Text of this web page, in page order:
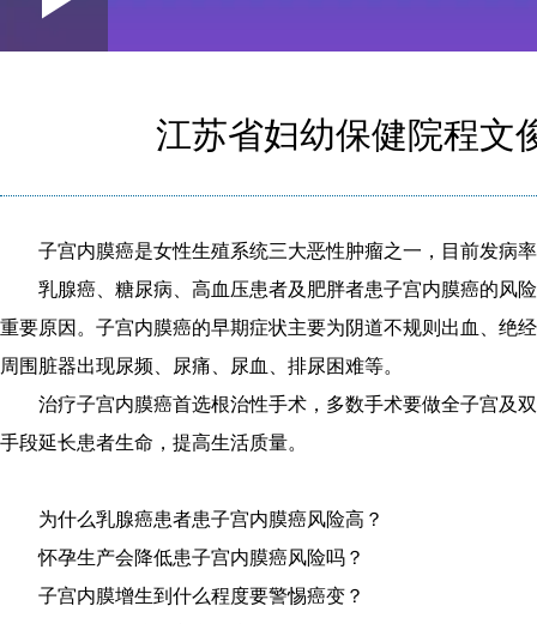
江苏省妇幼保健院程文
子宫内膜癌是女性生殖系统三大恶性肿瘤之一，目前发病
乳腺癌、糖尿病、高血压患者及肥胖者患子宫内膜癌的风
重要原因。子宫内膜癌的早期症状主要为阴道不规则出血、绝
周围脏器出现尿频、尿痛、尿血、排尿困难等。
治疗子宫内膜癌首选根治性手术，多数手术要做全子宫及
手段延长患者生命，提高生活质量。
为什么乳腺癌患者患子宫内膜癌风险高？
怀孕生产会降低患子宫内膜癌风险吗？
子宫内膜增生到什么程度要警惕癌变？